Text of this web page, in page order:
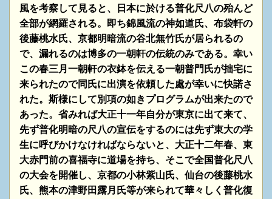
風を考察して見ると、日本に於ける普化尺八の殆んど
全部が網羅される。 即ち錦風流の神如道氏、布袋軒の
後藤桃水氏、京都明暗流の谷北無竹氏が居られるの
で、漏れるのは博多の一朝軒の伝統のみである。幸い
この春三月一朝軒の衣鉢を伝える一朝普門氏が拙宅に
来られたので同氏に出演を依頼した處が幸いに快諾さ
れた。斯様にして別項の如きプログラムが出来たので
あった。省みれば大正十一年自分が東京に出て来て、
先ず普化明暗の尺八の宣伝をするのには先ず東大の学
生に呼びかけなければならないと、大正十二年春、東
大赤門前の喜福寺に道場を持ち、そこで全国普化尺八
の大会を開催し、京都の小林紫山氏、仙台の後藤桃水
氏、熊本の津野田露月氏等が来られて華々しく普化復